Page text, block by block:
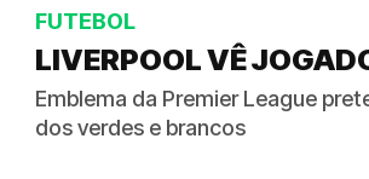
FUTEBOL
LIVERPOOL VÊ
Emblema da Premier League
dos verdes e brancos